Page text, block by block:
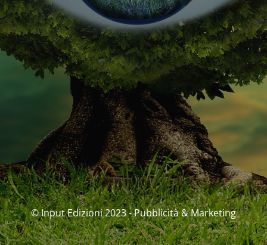
© Input Edizioni 2023 - Pubblicità & Marketing